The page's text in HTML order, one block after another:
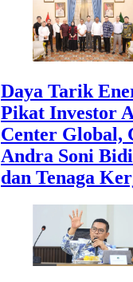
Daya Tarik
Pikat Investor
Center Global,
Andra Soni
dan Tenaga